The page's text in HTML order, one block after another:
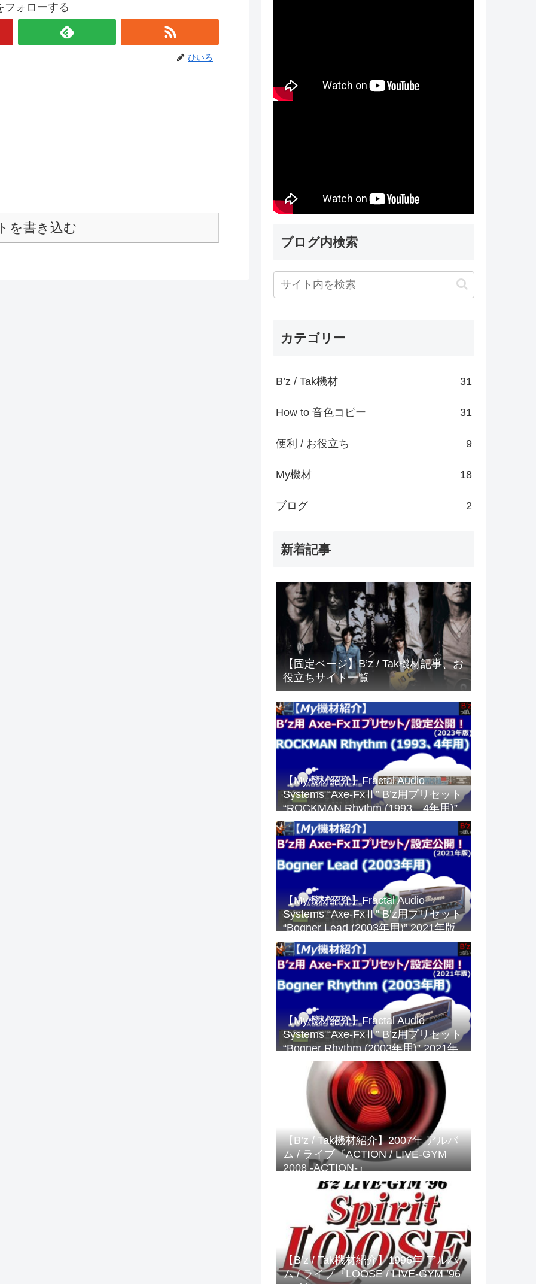
フォローする
ひいろ
を書き込む
ブログ内検索
カテゴリー
B’z / Tak機材 31
How to 音色コピー 31
便利 / お役立ち 9
My機材 18
ブログ 2
新着記事
【固定ページ】B’z / Tak機材記事、お
役立ちサイト一覧
【My機材紹介】Fractal Audio
Systems “Axe-FxⅡ” B’z用プリセット
“ROCKMAN Rhythm (1993、4年用)”
2023年版
【My機材紹介】Fractal Audio
Systems “Axe-FxⅡ” B’z用プリセット
“Bogner Lead (2003年用)” 2021年版
【My機材紹介】Fractal Audio
Systems “Axe-FxⅡ” B’z用プリセット
“Bogner Rhythm (2003年用)” 2021年
【B’z / Tak機材紹介】2007年 アルバ
ム / ライブ『ACTION / LIVE-GYM
2008 -ACTION-』
【B’z / Tak機材紹介】1996年 アルバ
ム / ライブ『LOOSE / LIVE-GYM ’96